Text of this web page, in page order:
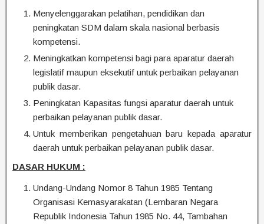
Menyelenggarakan pelatihan, pendidikan dan
peningkatan SDM dalam skala nasional berbasis
kompetensi.
Meningkatkan kompetensi bagi para aparatur daerah
legislatif maupun eksekutif untuk perbaikan pelayanan
publik dasar.
Peningkatan Kapasitas fungsi aparatur daerah untuk
perbaikan pelayanan publik dasar.
Untuk memberikan pengetahuan baru kepada aparatur
daerah untuk perbaikan pelayanan publik dasar.
DASAR HUKUM :
Undang-Undang Nomor 8 Tahun 1985 Tentang
Organisasi Kemasyarakatan (Lembaran Negara
Republik Indonesia Tahun 1985 No. 44, Tambahan